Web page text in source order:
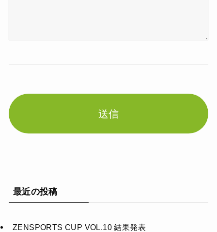
最近の投稿
ZENSPORTS CUP VOL.10 結果発表